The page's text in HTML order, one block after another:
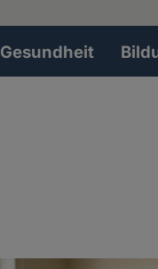
Gesundheit